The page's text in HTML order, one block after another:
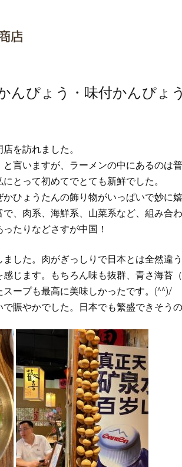
ぴょう・味付かんぴょ
を訪れました。
言いますが、ラーメンの中にあるのは普
とって初めてでとても新鮮でした。
ひょうたんの飾り物がいっぱいで妙に嬉
、肉系、海鮮系、山菜系など、組み合わ
たりなどさすが中国！
した。肉がぎっしりで日本とは全然違う
じます。もちろん味も抜群、青さ海苔（
ープも最高に美味しかったです。(^^)/
賑やかでした。日本でも繁盛できそうの